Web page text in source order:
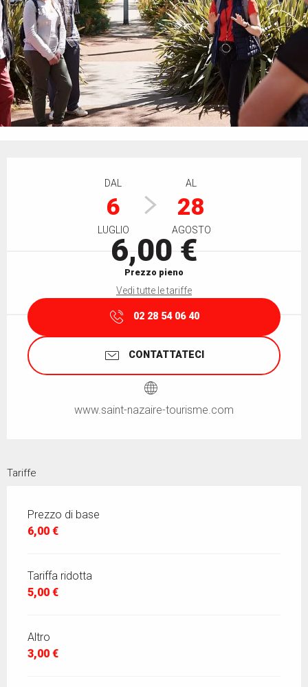
DAL
6
LUGLIO
AL
28
AGOSTO
6,00 €
Prezzo pieno
Vedi tutte le tariffe
02 28 54 06 40
CONTATTATECI
www.saint-nazaire-tourisme.com
Tariffe
Prezzo di base
6,00 €
Tariffa ridotta
5,00 €
Altro
3,00 €